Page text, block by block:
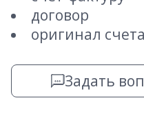
договор
оригинал
Задать